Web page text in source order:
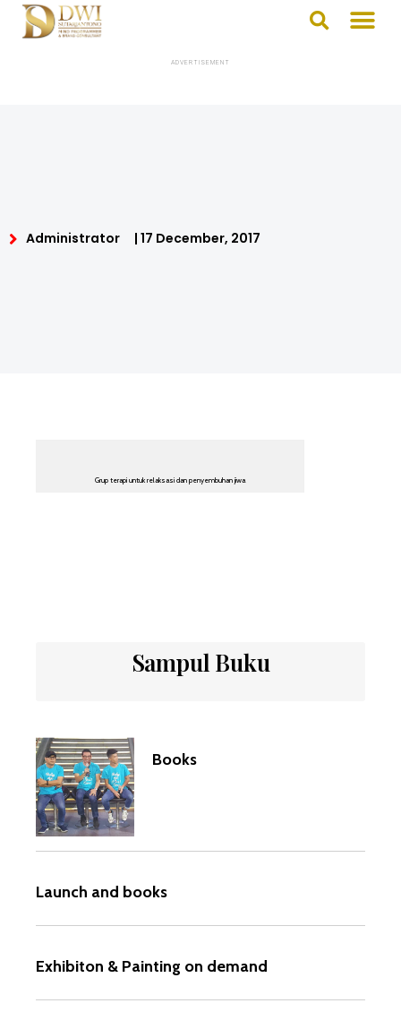
ADVERTISEMENT
Administrator | 17 December, 2017
Grup terapi untuk relaksasi dan penyembuhan jiwa
Sampul Buku
Books
Launch and books
Exhibiton & Painting on demand